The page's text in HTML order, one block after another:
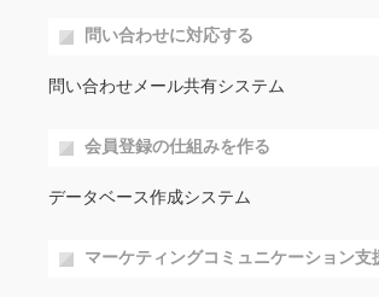
問い合わせに対応する
問い合わせメール共有システム
会員登録の仕組みを作る
データベース作成システム
マーケティングコミュニケーション支